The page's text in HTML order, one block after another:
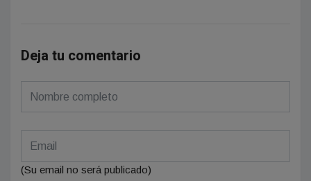
Deja tu comentario
(Su email no será publicado)